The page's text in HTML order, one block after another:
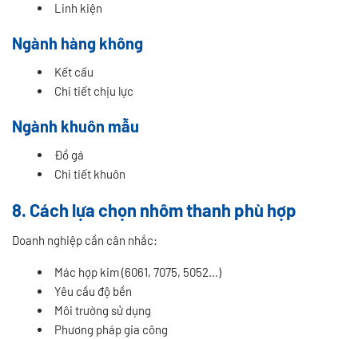
Linh kiện
Ngành hàng không
Kết cấu
Chi tiết chịu lực
Ngành khuôn mẫu
Đồ gá
Chi tiết khuôn
8. Cách lựa chọn nhôm thanh phù hợp
Doanh nghiệp cần cân nhắc:
Mác hợp kim (6061, 7075, 5052…)
Yêu cầu độ bền
Môi trường sử dụng
Phương pháp gia công